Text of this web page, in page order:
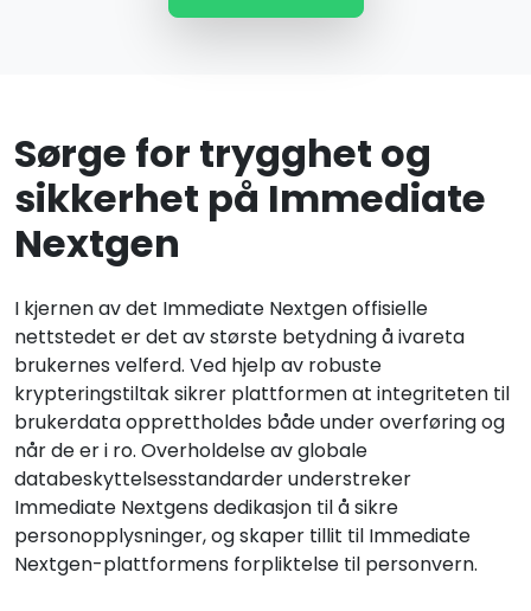
Sørge for trygghet og
sikkerhet på Immediate
Nextgen
I kjernen av det Immediate Nextgen offisielle
nettstedet er det av største betydning å ivareta
brukernes velferd. Ved hjelp av robuste
krypteringstiltak sikrer plattformen at integriteten til
brukerdata opprettholdes både under overføring og
når de er i ro. Overholdelse av globale
databeskyttelsesstandarder understreker
Immediate Nextgens dedikasjon til å sikre
personopplysninger, og skaper tillit til Immediate
Nextgen-plattformens forpliktelse til personvern.